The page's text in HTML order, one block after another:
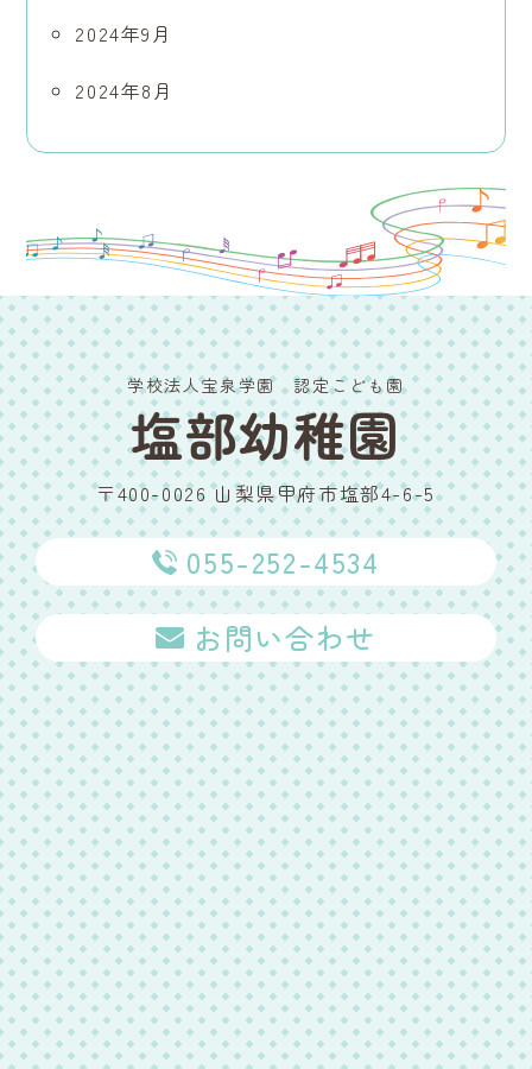
2024年9月
2024年8月
学校法人宝泉学園 認定こども園
塩部幼稚園
〒400-0026 山梨県甲府市塩部4-6-5
055-252-4534
お問い合わせ